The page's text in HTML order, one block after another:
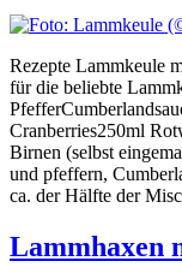
Rezepte Lammkeule
für die beliebte
Cranberries250ml
Birnen (selbst
und pfeffern,
ca. der Hälfte der
Lammhaxen